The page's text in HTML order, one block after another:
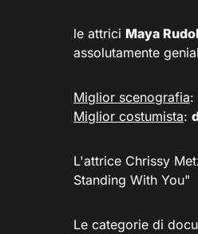
le attrici Maya
assolutamente
Miglior scenografia:
Miglior costumista:
L'attrice Chrissy
Standing With You"
Le categorie di